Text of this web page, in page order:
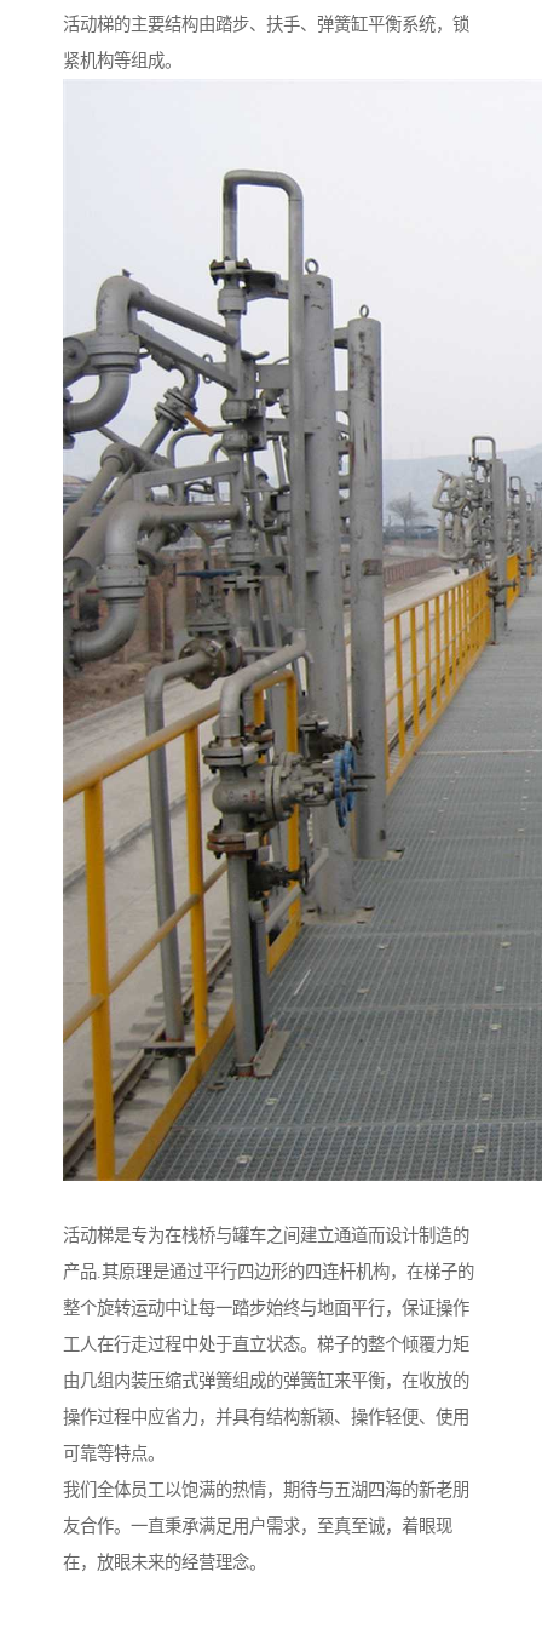
活动梯的主要结构由踏步、扶手、弹簧缸平衡系统，锁
紧机构等组成。
活动梯是专为在栈桥与罐车之间建立通道而设计制造的
产品.其原理是通过平行四边形的四连杆机构，在梯子的
整个旋转运动中让每一踏步始终与地面平行，保证操作
工人在行走过程中处于直立状态。梯子的整个倾覆力矩
由几组内装压缩式弹簧组成的弹簧缸来平衡，在收放的
操作过程中应省力，并具有结构新颖、操作轻便、使用
可靠等特点。
我们全体员工以饱满的热情，期待与五湖四海的新老朋
友合作。一直秉承满足用户需求，至真至诚，着眼现
在，放眼未来的经营理念。